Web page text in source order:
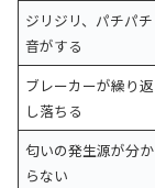
ジリジリ、パチパチ
音がする
ブレーカーが繰り返
し落ちる
匂いの発生源が分か
らない